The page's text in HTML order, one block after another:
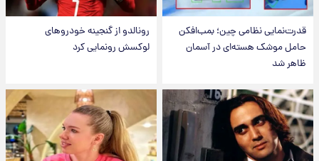
قدرت‌نمایی نظامی چین؛ بمب‌افکن
حامل موشک هسته‌ای در آسمان
ظاهر شد
رونالدو از گنجینه خودروهای
لوکسش رونمایی کرد